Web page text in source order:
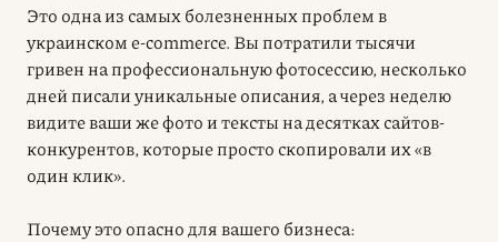
Это одна из самых болезненных проблем в
украинском e-commerce. Вы потратили тысячи
гривен на профессиональную фотосессию, несколько
дней писали уникальные описания, а через неделю
видите ваши же фото и тексты на десятках сайтов-
конкурентов, которые просто скопировали их «в
один клик».
Почему это опасно для вашего бизнеса: